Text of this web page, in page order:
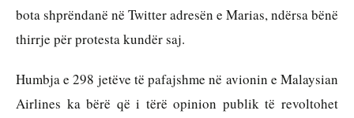
bota shprëndanë në Twitter adresën e Marias, ndërsa bënë
thirrje për protesta kundër saj.
Humbja e 298 jetëve të pafajshme në avionin e Malaysian
Airlines ka bërë që i tërë opinion publik të revoltohet